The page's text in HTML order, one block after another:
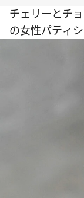
チェリーとチ
の女性パティ